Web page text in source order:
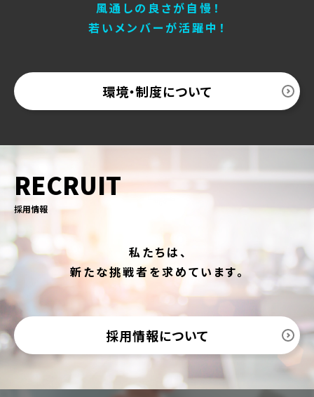
風通しの良さが自慢！
若いメンバーが活躍中！
環境・制度について
RECRUIT
採用情報
私たちは、
新たな挑戦者を求めています。
採用情報について